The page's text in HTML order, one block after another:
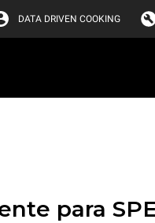
DATA DRIVEN COOKING
para